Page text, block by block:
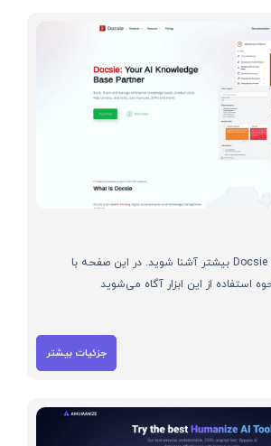
با هوش مصنوعی Docsie 2.0 بیشتر آشنا شوید. در این صفحه با
استفاده از این ابزار آگاه می‌شوید
جزئیات بیشتر